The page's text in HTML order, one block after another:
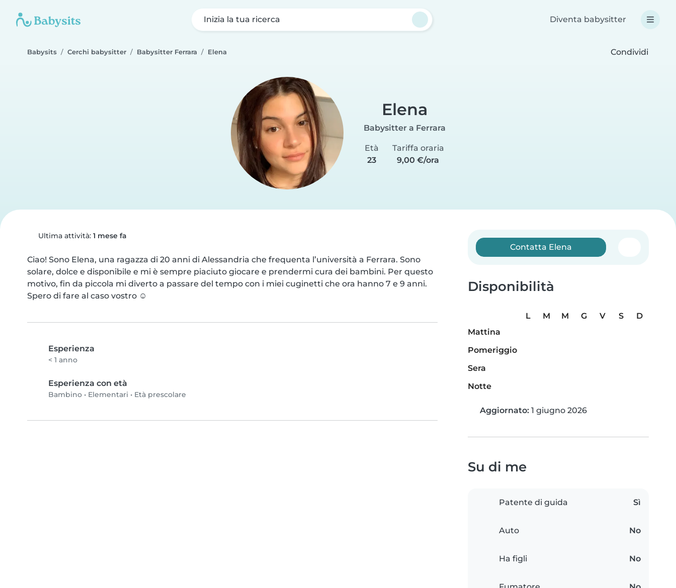
Inizia la tua ricerca Diventa babysitter
Babysits Cerchi babysitter Babysitter Ferrara Elena Condividi
Elena
Babysitter a Ferrara
Età
23
Tariffa oraria
9,00 €/ora
Ultima attività: 1 mese fa
Ciao! Sono Elena, una ragazza di 20 anni di Alessandria che frequenta l’università a Ferrara. Sono
solare, dolce e disponibile e mi è sempre piaciuto giocare e prendermi cura dei bambini. Per questo
motivo, fin da piccola mi diverto a passare del tempo con i miei cuginetti che ora hanno 7 e 9 anni.
Spero di fare al caso vostro ☺️
Esperienza
< 1 anno
Esperienza con età
Bambino • Elementari • Età prescolare
Contatta Elena
Disponibilità
L M M G V S
D
Mattina
Pomeriggio
Sera
Notte
Aggiornato: 1 giugno 2026
Su di me
Patente di guida Sì
Auto No
Ha figli No